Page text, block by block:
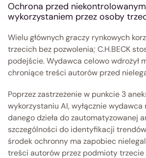
Ochrona przed niekontrolowanym
wykorzystaniem przez osoby
Wielu głównych graczy rynkowych
trzecich bez pozwolenia; C.H.BECK
podejście. Wydawca celowo wdrożył
chroniące treści autorów przed
Poprzez zastrzeżenie w punkcie 3
wykorzystaniu AI, wyłącznie wydawca
danego dzieła do zautomatyzowanej
szczególności do identyfikacji
środek ochronny ma zapobiec
treści autorów przez podmioty